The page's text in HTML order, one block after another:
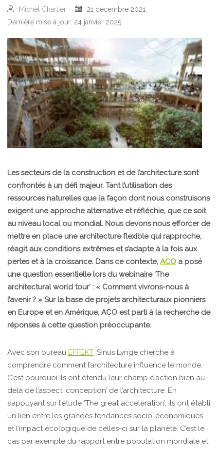
Michel Charlier
21 décembre 2021
Dernière mise à jour: 24 janvier 2025
Les secteurs de la construction et de l’architecture sont
confrontés à un défi majeur. Tant l’utilisation des
ressources naturelles que la façon dont nous construisons
exigent une approche alternative et réfléchie, que ce soit
au niveau local ou mondial. Nous devons nous efforcer de
mettre en place une architecture flexible qui rapproche,
réagit aux conditions extrêmes et s’adapte à la fois aux
pertes et à la croissance. Dans ce contexte, ACO a posé
une question essentielle lors du webinaire ‘The
architectural world tour’ : « Comment vivrons-nous à
l’avenir ? » Sur la base de projets architecturaux pionniers
en Europe et en Amérique, ACO est parti à la recherche de
réponses à cette question préoccupante.
Avec son bureau EFFEKT, Sinus Lynge cherche à
comprendre comment l’architecture influence le monde.
C’est pourquoi ils ont étendu leur champ d’action bien au-
delà de l’aspect ‘conception’ de l’architecture. En
s’appuyant sur l’étude ‘The great acceleration’, ils ont établi
un lien entre les grandes tendances socio-économiques
et l’impact écologique de celles-ci sur la planète. C’est le
cas par exemple du rapport entre population mondiale et